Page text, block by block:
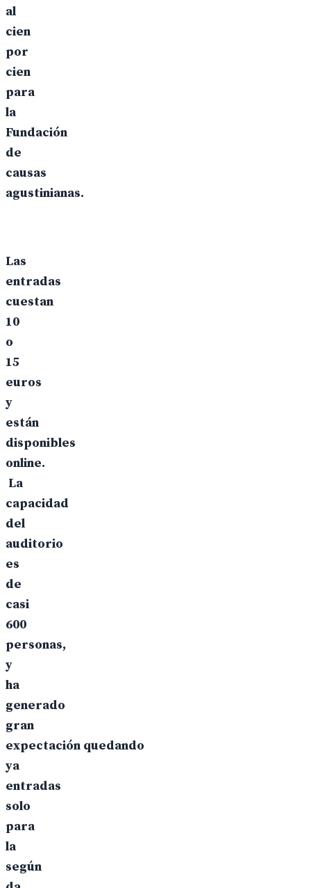
al
cien
por
cien
para
la
Fundación
de
causas
agustinianas.
Las
entradas
cuestan
10
o
15
euros
y
están
disponibles
online.
La
capacidad
del
auditorio
es
de
casi
600
personas,
y
ha
generado
gran
expectación quedando
ya
entradas
solo
para
la
según